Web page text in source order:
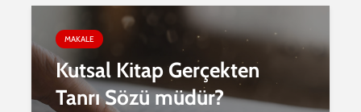
MAKALE
Kutsal Kitap Gerçekten
Tanrı Sözü müdür?